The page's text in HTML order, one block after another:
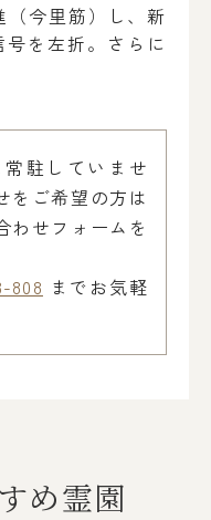
（今里筋）し、新
を左折。さらに
駐していませ
をご希望の方は
わせフォームを
808 までお気軽
め霊園